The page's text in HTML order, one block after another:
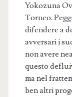
Yokozuna
Torneo.
difendere a
avversari i
non avere
questo
ma nel
ben altri